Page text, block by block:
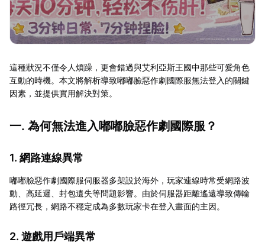
這種狀況不僅令人煩躁，更會錯過與艾利亞斯王國中那些可愛角色
互動的時機。本文將解析導致嘟嘟臉惡作劇國際服無法登入的關鍵
因素，並提供實用解決對策。
一. 為何無法進入嘟嘟臉惡作劇國際服？
1. 網路連線異常
嘟嘟臉惡作劇國際服伺服器多架設於海外，玩家連線時常受網路波
動、高延遲、封包遺失等問題影響。由於伺服器距離遙遠導致傳輸
路徑冗長，網路不穩定成為多數玩家卡在登入畫面的主因。
2. 遊戲用戶端異常